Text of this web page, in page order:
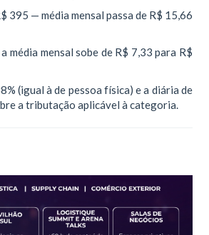
395 — média mensal passa de R$ 15,66
média mensal sobe de R$ 7,33 para R$
(igual à de pessoa física) e a diária de
a tributação aplicável à categoria.